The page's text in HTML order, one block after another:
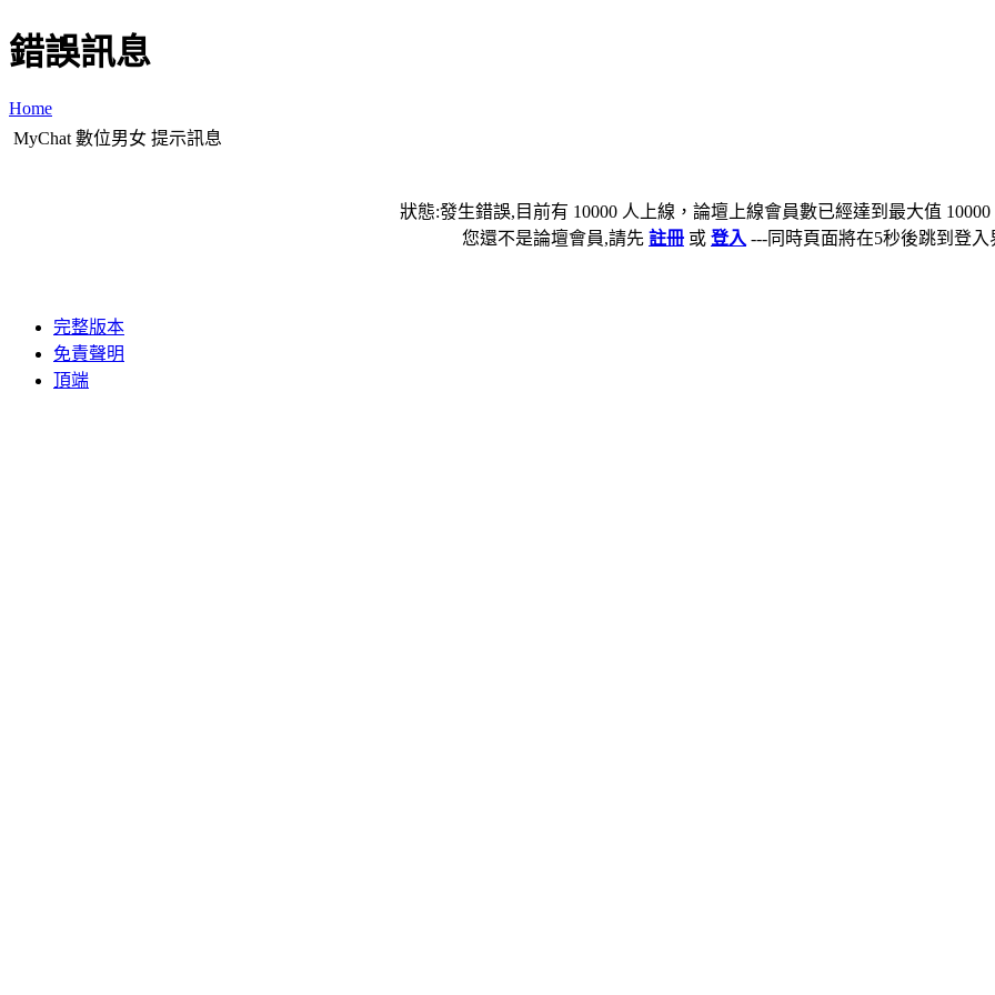
錯誤訊息
Home
MyChat 數位男女 提示訊息
狀態:發生錯誤,目前有 10000 人上線，論壇上線會員數已經達到最大值
您還不是論壇會員,請先 註冊 或 登入 ---同時頁面將在5秒後跳到登入
完整版本
免責聲明
頂端